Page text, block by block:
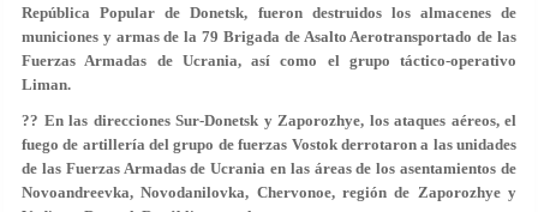
República Popular de Donetsk, fueron destruidos los almacenes de
municiones y armas de la 79 Brigada de Asalto Aerotransportado de las
Fuerzas Armadas de Ucrania, así como el grupo táctico-operativo
Liman.
?? En las direcciones Sur-Donetsk y Zaporozhye, los ataques aéreos, el
fuego de artillería del grupo de fuerzas Vostok derrotaron a las unidades
de las Fuerzas Armadas de Ucrania en las áreas de los asentamientos de
Novoandreevka, Novodanilovka, Chervonoe, región de Zaporozhye y